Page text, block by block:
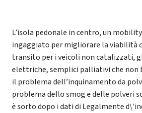
L’isola pedonale in centro, un
ingaggiato per migliorare la viabilità
transito per i veicoli non catalizzati,
elettriche, semplici palliativi che non
il problema dell’inquinamento da
problema dello smog e delle polveri
è sorto dopo i dati di Legalmente